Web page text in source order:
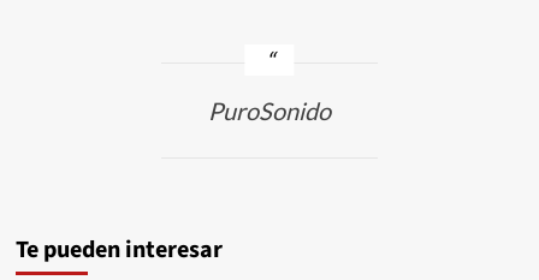
PuroSonido
Te pueden interesar